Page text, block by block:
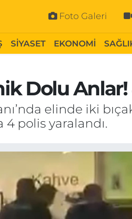
Foto Galeri
SİYASET EKONOMİ
Dolu Anlar!
elinde iki
polis yaralandı.